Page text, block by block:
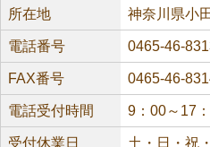
所在地 神奈川県小
電話番号 0465-46-
FAX番号 0465-46-
電話受付時間 9：00～17
受付休業日 土・日・祝